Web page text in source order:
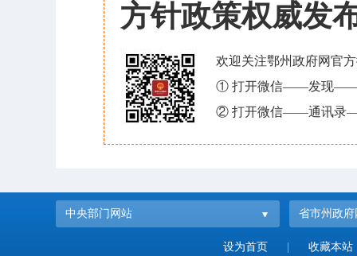
方针政策权威发
欢迎关注鄂州政府网官
① 打开微信——发现——
② 打开微信——通讯录
中央部门网站 省市州政府
设为首页 收藏本站